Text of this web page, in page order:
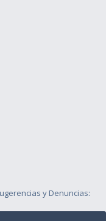
y Denuncias: